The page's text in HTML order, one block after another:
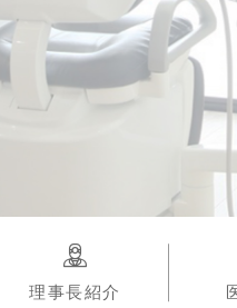
理事長紹介